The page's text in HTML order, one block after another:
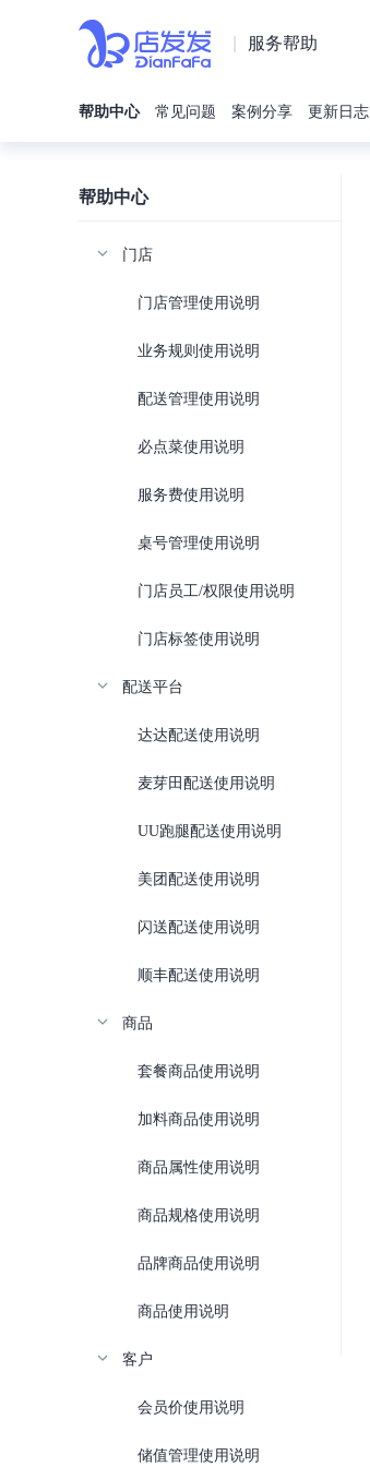
服务帮助
帮助中心 常见问题 案例分享 更新日志
帮助中心
门店
门店管理使用说明
业务规则使用说明
配送管理使用说明
必点菜使用说明
服务费使用说明
桌号管理使用说明
门店员工/权限使用说明
门店标签使用说明
配送平台
达达配送使用说明
麦芽田配送使用说明
UU跑腿配送使用说明
美团配送使用说明
闪送配送使用说明
顺丰配送使用说明
商品
套餐商品使用说明
加料商品使用说明
商品属性使用说明
商品规格使用说明
品牌商品使用说明
商品使用说明
客户
会员价使用说明
储值管理使用说明